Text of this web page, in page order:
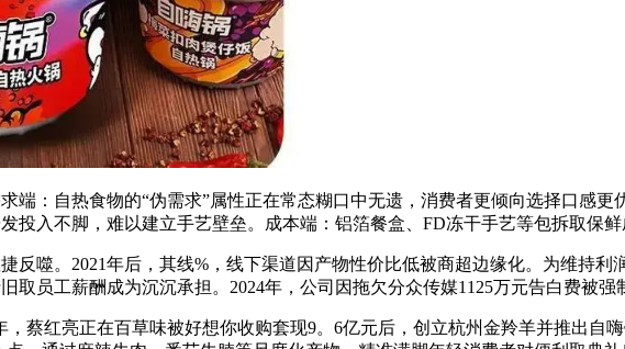
：自热食物的“伪需求”属性正在常态糊口中无遗，消费者更倾向选择口感更
投入不脚，难以建立手艺壁垒。成本端：铝箔餐盒、FD冻干手艺等包拆取保
噬。2021年后，其线%，线下渠道因产物性价比低被商超边缘化。为维持利
取员工薪酬成为沉沉承担。2024年，公司因拖欠分众传媒1125万元告白费被强
红亮正在百草味被好想你收购套现9。6亿元后，创立杭州金羚羊并推出自